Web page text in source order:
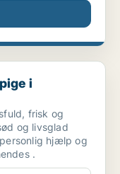
i
frisk og
og livsglad
hjælp og
.